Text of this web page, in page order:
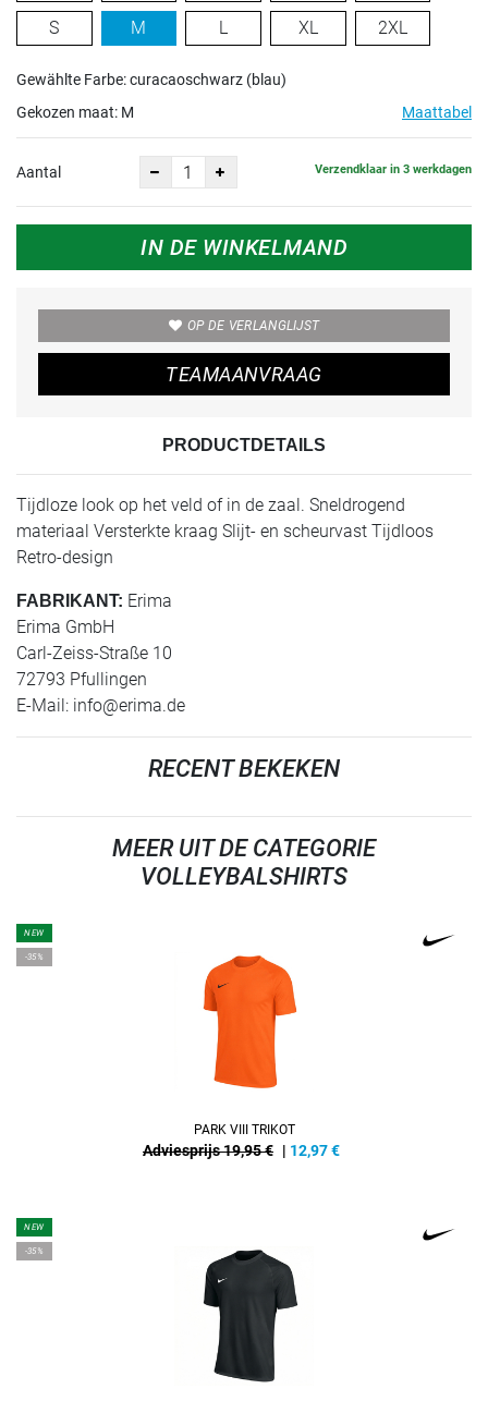
S M L XL 2XL
Gewählte Farbe: curacaoschwarz (blau)
Gekozen maat: M Maattabel
Aantal Verzendklaar in 3 werkdagen
IN DE WINKELMAND
OP DE VERLANGLIJST
TEAMAANVRAAG
PRODUCTDETAILS
Tijdloze look op het veld of in de zaal. Sneldrogend
materiaal Versterkte kraag Slijt- en scheurvast Tijdloos
Retro-design
FABRIKANT: Erima
Erima GmbH
Carl-Zeiss-Straße 10
72793 Pfullingen
E-Mail: info@erima.de
RECENT BEKEKEN
MEER UIT DE CATEGORIE
VOLLEYBALSHIRTS
NEW
-35%
PARK VIII TRIKOT
Adviesprijs 19,95 € | 12,97€
NEW
-35%